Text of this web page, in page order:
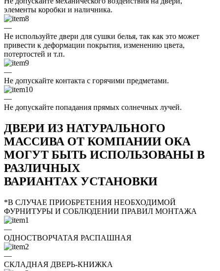
элементы коробки и наличника.
—
Не используйте двери для сушки белья, так как это может
привести к деформации покрытия, изменению цвета,
потертостей и т.п.
—
Не допускайте контакта с горячими предметами.
—
Не допускайте попадания прямых солнечных лучей.
ДВЕРИ ИЗ НАТУРАЛЬНОГО
МАССИВА ОТ КОМПАНИИ ОКА
МОГУТ БЫТЬ ИСПОЛЬЗОВАНЫ В
РАЗЛИЧНЫХ
ВАРИАНТАХ УСТАНОВКИ
*В СЛУЧАЕ ПРИОБРЕТЕНИЯ НЕОБХОДИМОЙ
ФУРНИТУРЫ И СОБЛЮДЕНИИ ПРАВИЛ МОНТАЖА
—
ОДНОСТВОРЧАТАЯ РАСПАШНАЯ
—
СКЛАДНАЯ ДВЕРЬ-КНИЖКА